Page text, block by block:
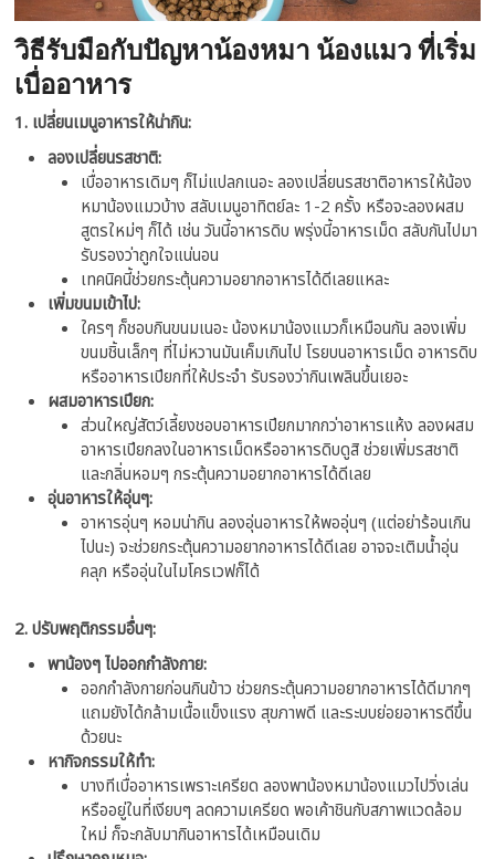
วิธีรับมือกับปัญหาน้องหมา น้องแมว ที่เริ่ม
เบื่ออาหาร
1. เปลี่ยนเมนูอาหารให้น่ากิน:
ลองเปลี่ยนรสชาติ:
เบื่ออาหารเดิมๆ ก็ไม่แปลกเนอะ ลองเปลี่ยนรสชาติอาหารให้น้อง
หมาน้องแมวบ้าง สลับเมนูอาทิตย์ละ 1-2 ครั้ง หรือจะลองผสม
สูตรใหม่ๆ ก็ได้ เช่น วันนี้อาหารดิบ พรุ่งนี้อาหารเม็ด สลับกันไปมา
รับรองว่าถูกใจแน่นอน
เทคนิคนี้ช่วยกระตุ้นความอยากอาหารได้ดีเลยแหละ
เพิ่มขนมเข้าไป:
ใครๆ ก็ชอบกินขนมเนอะ น้องหมาน้องแมวก็เหมือนกัน ลองเพิ่ม
ขนมชิ้นเล็กๆ ที่ไม่หวานมันเค็มเกินไป โรยบนอาหารเม็ด อาหารดิบ
หรืออาหารเปียกที่ให้ประจำ รับรองว่ากินเพลินขึ้นเยอะ
ผสมอาหารเปียก:
ส่วนใหญ่สัตว์เลี้ยงชอบอาหารเปียกมากกว่าอาหารแห้ง ลองผสม
อาหารเปียกลงในอาหารเม็ดหรืออาหารดิบดูสิ ช่วยเพิ่มรสชาติ
และกลิ่นหอมๆ กระตุ้นความอยากอาหารได้ดีเลย
อุ่นอาหารให้อุ่นๆ:
อาหารอุ่นๆ หอมน่ากิน ลองอุ่นอาหารให้พออุ่นๆ (แต่อย่าร้อนเกิน
ไปนะ) จะช่วยกระตุ้นความอยากอาหารได้ดีเลย อาจจะเติมน้ำอุ่น
คลุก หรืออุ่นในไมโครเวฟก็ได้
2. ปรับพฤติกรรมอื่นๆ:
พาน้องๆ ไปออกกำลังกาย:
ออกกำลังกายก่อนกินข้าว ช่วยกระตุ้นความอยากอาหารได้ดีมากๆ
แถมยังได้กล้ามเนื้อแข็งแรง สุขภาพดี และระบบย่อยอาหารดีขึ้น
ด้วยนะ
หากิจกรรมให้ทำ:
บางทีเบื่ออาหารเพราะเครียด ลองพาน้องหมาน้องแมวไปวิ่งเล่น
หรืออยู่ในที่เงียบๆ ลดความเครียด พอเค้าชินกับสภาพแวดล้อม
ใหม่ ก็จะกลับมากินอาหารได้เหมือนเดิม